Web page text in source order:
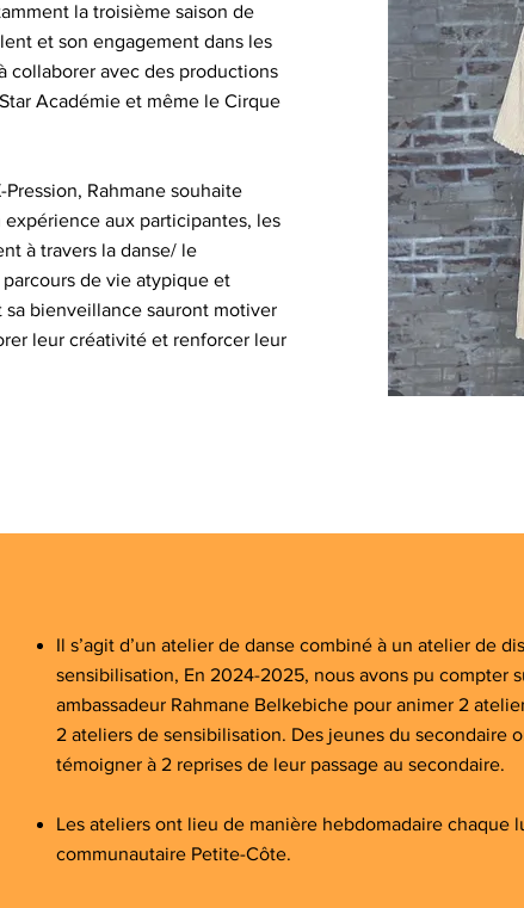
la troisième saison de
et son engagement dans les
collaborer avec des productions
Académie et même le Cirque
Pression, Rahmane souhaite
aux participantes, les
à travers la danse/ le
de vie atypique et
bienveillance sauront motiver
leur créativité et renforcer leur
Il s’agit d’un atelier de danse combiné à un atelier de
sensibilisation, En 2024-2025, nous avons pu compter
ambassadeur Rahmane Belkebiche pour animer 2
2 ateliers de sensibilisation. Des jeunes du secondaire
témoigner à 2 reprises de leur passage au secondaire.
Les ateliers ont lieu de manière hebdomadaire chaque
communautaire Petite-Côte.